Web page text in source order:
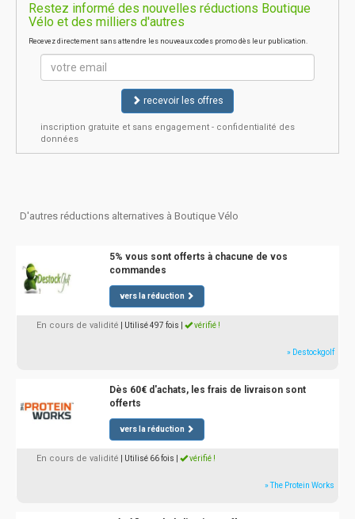
Restez informé des nouvelles réductions Boutique
Vélo et des milliers d'autres
Recevez directement sans attendre les nouveaux codes promo dès leur publication.
recevoir les offres
inscription gratuite et sans engagement - confidentialité des
données
D'autres réductions alternatives à Boutique Vélo
5% vous sont offerts à chacune de vos
commandes
vers la réduction
En cours de validité | Utilisé 497 fois vérifié !
» Destockgolf
Dès 60€ d'achats, les frais de livraison sont
offerts
vers la réduction
En cours de validité | Utilisé 66 fois vérifié !
» The Protein Works